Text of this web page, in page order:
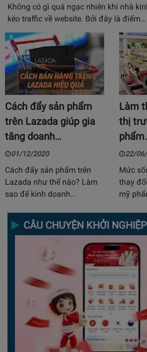
Không có gì quá ngạc nhiên khi nhà
kéo traffic về website. Bởi đây là điểm…
Cách đẩy sản phẩm
trên Lazada giúp gia
tăng doanh…
01/12/2020
Cách đẩy sản phẩm trên
Lazada như thế nào? Làm
sao để kinh doanh…
Làm
thị
22/
Mức
thay
mỹ
CÂU CHUYỆN KHỞI NGHIỆP